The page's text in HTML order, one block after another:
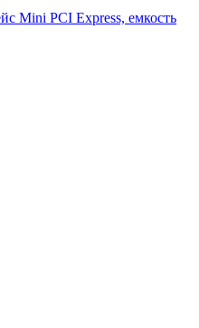
Mini PCI Express, емкость